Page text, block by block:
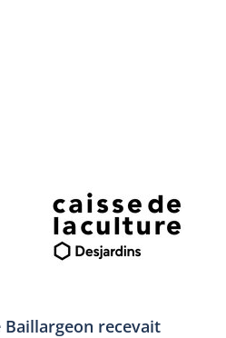
Baillargeon recevait